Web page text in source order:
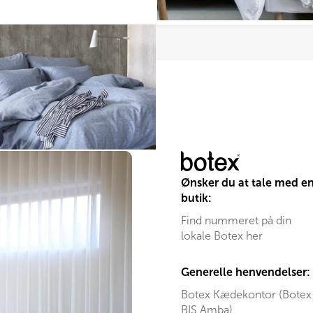
Ønsker du at tale med en
butik:
Find nummeret på din
lokale Botex her
Generelle henvendelser:
Botex Kædekontor (Botex
BIS Amba)